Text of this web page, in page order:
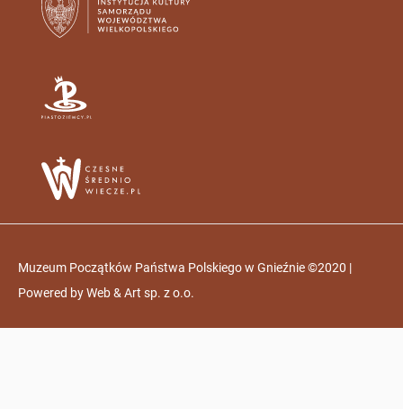
Muzeum Początków Państwa Polskiego w Gnieźnie ©2020 |
Powered byWeb & Art sp. z o.o.